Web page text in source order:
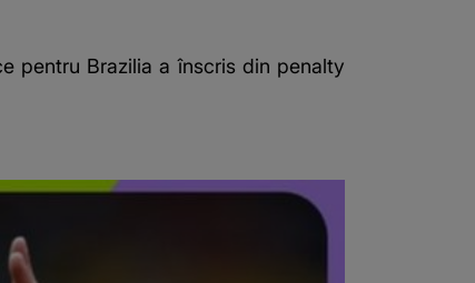
pentru Brazilia a înscris din penalty